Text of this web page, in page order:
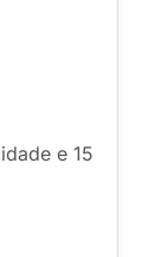
e 15